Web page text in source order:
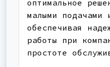
оптимальное
малыми подачами
обеспечивая
работы при
простоте